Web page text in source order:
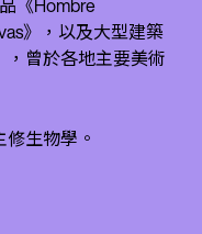
《Hombre
》，以及大型建築
，曾於各地主要美術
生物學。